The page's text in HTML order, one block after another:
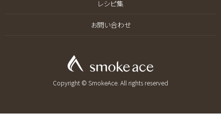
レシピ集
お問い合わせ
Copyright © SmokeAce. All rights reserved